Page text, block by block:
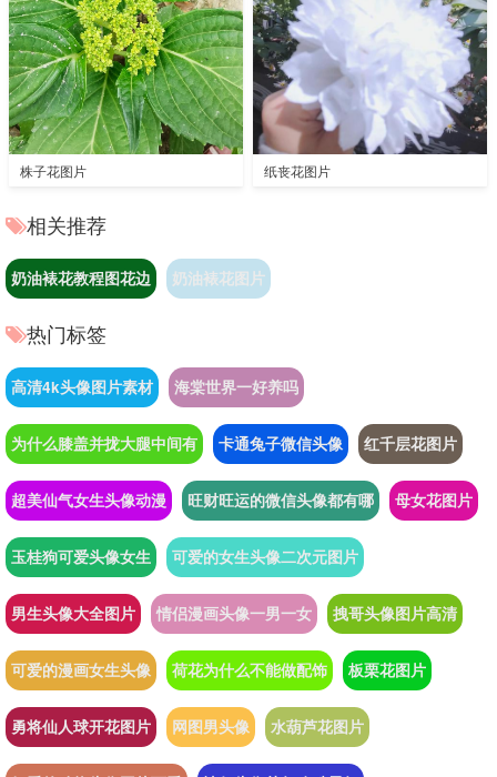
株子花图片 纸丧花图片
相关推荐
奶油裱花教程图花边 奶油裱花图片
热门标签
高清4k头像图片素材 海棠世界一好养吗
为什么膝盖并拢大腿中间有 卡通兔子微信头像 红千层花图片
超美仙气女生头像动漫 旺财旺运的微信头像都有哪 母女花图片
玉桂狗可爱头像女生 可爱的女生头像二次元图片
男生头像大全图片 情侣漫画头像一男一女 拽哥头像图片高清
可爱的漫画女生头像 荷花为什么不能做配饰 板栗花图片
勇将仙人球开花图片 网图男头像 水葫芦花图片